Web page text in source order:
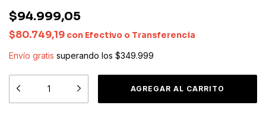
$94.999,05
$80.749,19 con Efectivo o Transferencia
Envío gratis superando los $349.999